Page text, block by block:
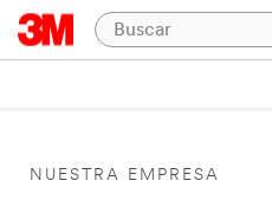
NUESTRA EMPRESA